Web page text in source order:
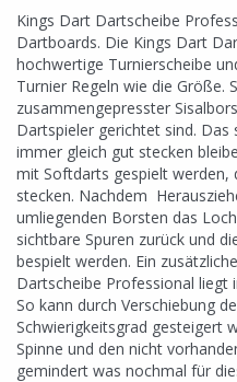
Kings Dart Dartscheibe
Dartboards. Die Kings Dart
hochwertige Turnierscheibe
Turnier Regeln wie die Größe.
zusammengepresster
Dartspieler gerichtet sind.
immer gleich gut stecken
mit Softdarts gespielt werden,
stecken. Nachdem
umliegenden Borsten das
sichtbare Spuren zurück und
bespielt werden. Ein
Dartscheibe Professional liegt
So kann durch Verschiebung
Schwierigkeitsgrad gesteigert
Spinne und den nicht
gemindert was nochmal für